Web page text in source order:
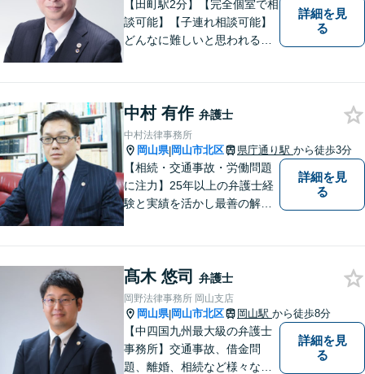
【田町駅2分】【完全個室で相
談可能】【子連れ相談可能】
どんなに難しいと思われる案
ている皆さまの現状を良い方
向に変化させることができる
ように全力を尽くします。
詳細を見
る
中村 有作 弁護士
中村法律事務所
岡山県|岡山市北区 県庁通り駅 から徒歩3分
【相続・交通事故・労働問題
に注力】25年以上の弁護士経
験と実績を活かし最善の解決
詳細を見
る
髙木 悠司 弁護士
岡野法律事務所 岡山支店
岡山県|岡山市北区 岡山駅 から徒歩8分
【中四国九州最大級の弁護士
事務所】交通事故、借金問
題、離婚、相続など様々な問
詳細を見
る